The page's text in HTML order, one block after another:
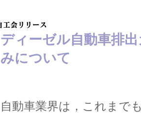
ディーゼル自動車排
みについて
自動車業界は，これまで